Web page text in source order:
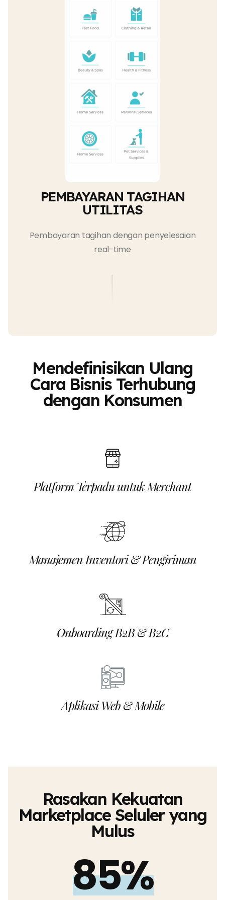
PEMBAYARAN TAGIHAN
UTILITAS
Pembayaran tagihan dengan penyelesaian
real-time
Mendefinisikan Ulang
Cara Bisnis Terhubung
dengan Konsumen
Platform Terpadu untuk Merchant
Manajemen Inventori & Pengiriman
Onboarding B2B & B2C
Aplikasi Web & Mobile
Rasakan Kekuatan
Marketplace Seluler yang
Mulus
85%